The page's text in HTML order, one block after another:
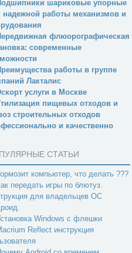
шариковые упорные
надежной работы механизмов и
флюорографическая
современные
работы в группе
Лакталис
услуги в Москве
пищевых отходов и
строительных отходов
и качественно
СТАТЬИ
компьютер, что делать ???
передать игры по блютуз.
для владельцев ОС
Windows с флешки
Reflect инструкция